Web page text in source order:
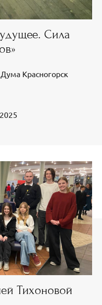
Сила
Красногорск
Тихоновой